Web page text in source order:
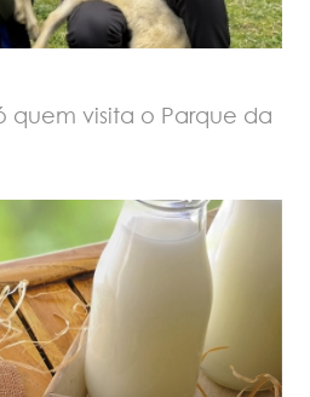
quem visita o Parque da